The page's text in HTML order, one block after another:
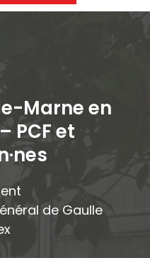
Marne en
PCF et
s
de Gaulle